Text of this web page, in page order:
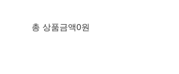
총 상품금액0원